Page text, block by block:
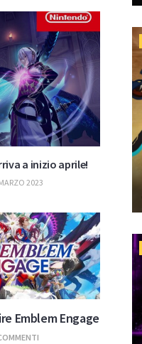
a inizio aprile!
2023
Emblem Engage